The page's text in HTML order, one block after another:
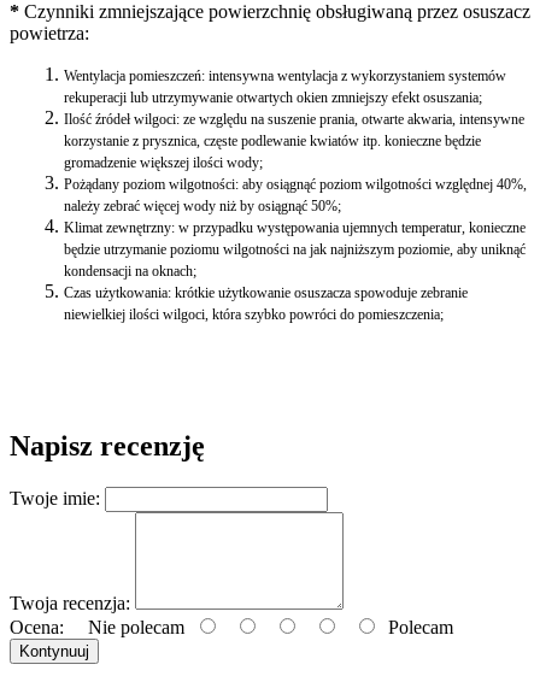
* Czynniki zmniejszające powierzchnię obsługiwaną przez osuszacz
powietrza:
Wentylacja pomieszczeń: intensywna wentylacja z wykorzystaniem systemów
rekuperacji lub utrzymywanie otwartych okien zmniejszy efekt osuszania;
Ilość źródeł wilgoci: ze względu na suszenie prania, otwarte akwaria, intensywne
korzystanie z prysznica, częste podlewanie kwiatów itp. konieczne będzie
gromadzenie większej ilości wody;
Pożądany poziom wilgotności: aby osiągnąć poziom wilgotności względnej 40%,
należy zebrać więcej wody niż by osiągnąć 50%;
Klimat zewnętrzny: w przypadku występowania ujemnych temperatur, konieczne
będzie utrzymanie poziomu wilgotności na jak najniższym poziomie, aby uniknąć
kondensacji na oknach;
Czas użytkowania: krótkie użytkowanie osuszacza spowoduje zebranie
niewielkiej ilości wilgoci, która szybko powróci do pomieszczenia;
Napisz recenzję
Twoje imie:
Twoja recenzja:
Ocena: Nie polecam Polecam
Kontynuuj